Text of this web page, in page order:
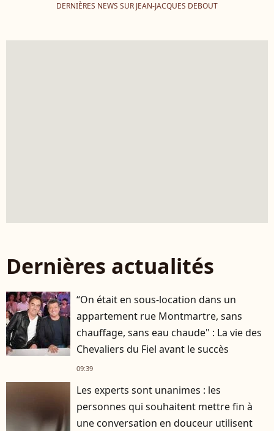
DERNIÈRES NEWS SUR JEAN-JACQUES DEBOUT
Dernières actualités
“On était en sous-location dans un
appartement rue Montmartre, sans
chauffage, sans eau chaude" : La vie des
Chevaliers du Fiel avant le succès
09:39
Les experts sont unanimes : les
personnes qui souhaitent mettre fin à
une conversation en douceur utilisent